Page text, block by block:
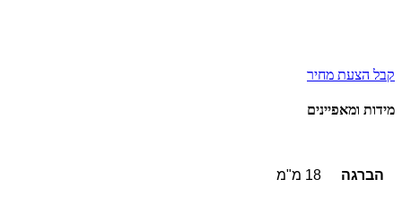
קבל הצעת מחיר
מידות ומאפיינים
הברגה 18 מ"מ